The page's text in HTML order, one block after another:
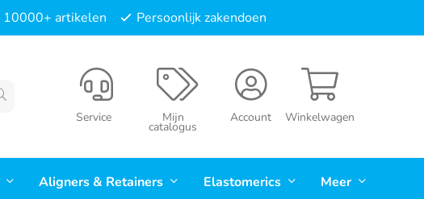
10000+ artikelen Persoonlijk zakendoen
Winkelwagen
Account
Mijn
catalogus
Service
Aligners & Retainers Elastomerics Meer